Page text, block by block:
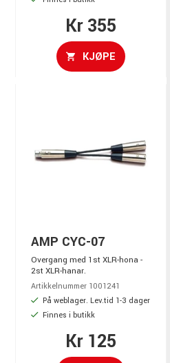
Kr 355
KJØPE
AMP CYC-07
Overgang med 1st XLR-hona -
2st XLR-hanar.
Artikkelnummer 1001241
På weblager. Lev.tid 1-3 dager
Finnes i butikk
Kr 125